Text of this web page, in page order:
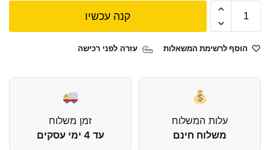
קנה עכשיו
הוסף לרשימת המשאלות עזרה לפני רכישה
עלות המשלוח
משלוח חינם
זמן משלוח
עד 4 ימי עסקים